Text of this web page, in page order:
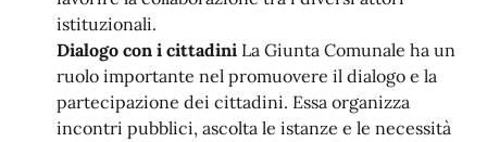
istituzionali.
Dialogo con i cittadini La Giunta Comunale ha un
ruolo importante nel promuovere il dialogo e la
partecipazione dei cittadini. Essa organizza
incontri pubblici, ascolta le istanze e le necessità